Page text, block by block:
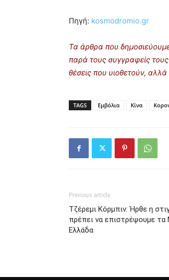
Πηγή: kosmodromio.gr
Τα άρθρα που
παρά τους συγγραφείς
θέσεις που υιοθετούν,
TAGS Εμβόλια Κίνα
Previous article
Τζέρεμι Κόρμπιν: Ήρθε η
πρέπει να επιστρέψουμε τα
Ελλάδα